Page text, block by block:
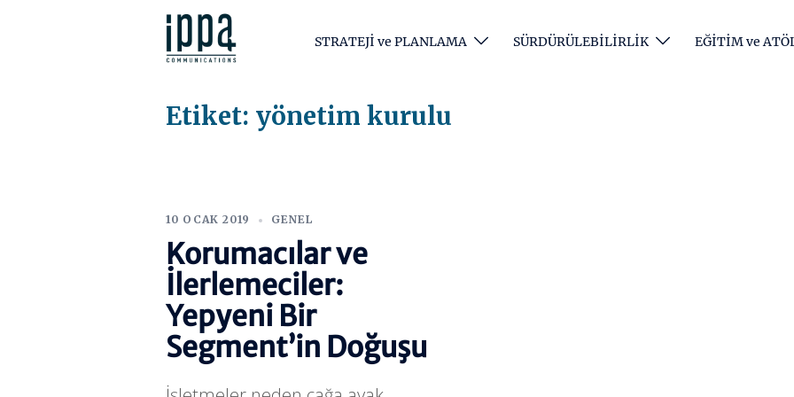
STRATEJİ ve PLANLAMA SÜRDÜRÜLEBİLİRLİK EĞİTİM ve
Etiket: yönetim kurulu
10 OCAK 2019 GENEL
Korumacılar ve
İlerlemeciler:
Yepyeni Bir
Segment’in Doğuşu